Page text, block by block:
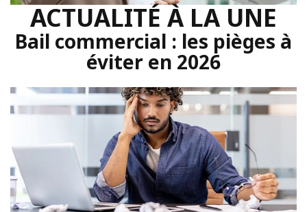
ACTUALITÉ À LA UNE
Bail commercial : les pièges à
éviter en 2026